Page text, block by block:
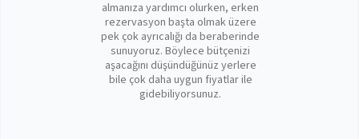
almanıza yardımcı olurken, erken
rezervasyon başta olmak üzere
pek çok ayrıcalığı da beraberinde
sunuyoruz. Böylece bütçenizi
aşacağını düşündüğünüz yerlere
bile çok daha uygun fiyatlar ile
gidebiliyorsunuz.